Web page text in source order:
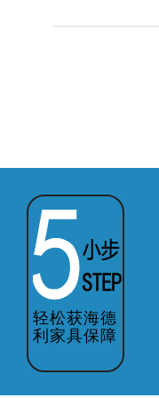
轻松获海德
利家具保障